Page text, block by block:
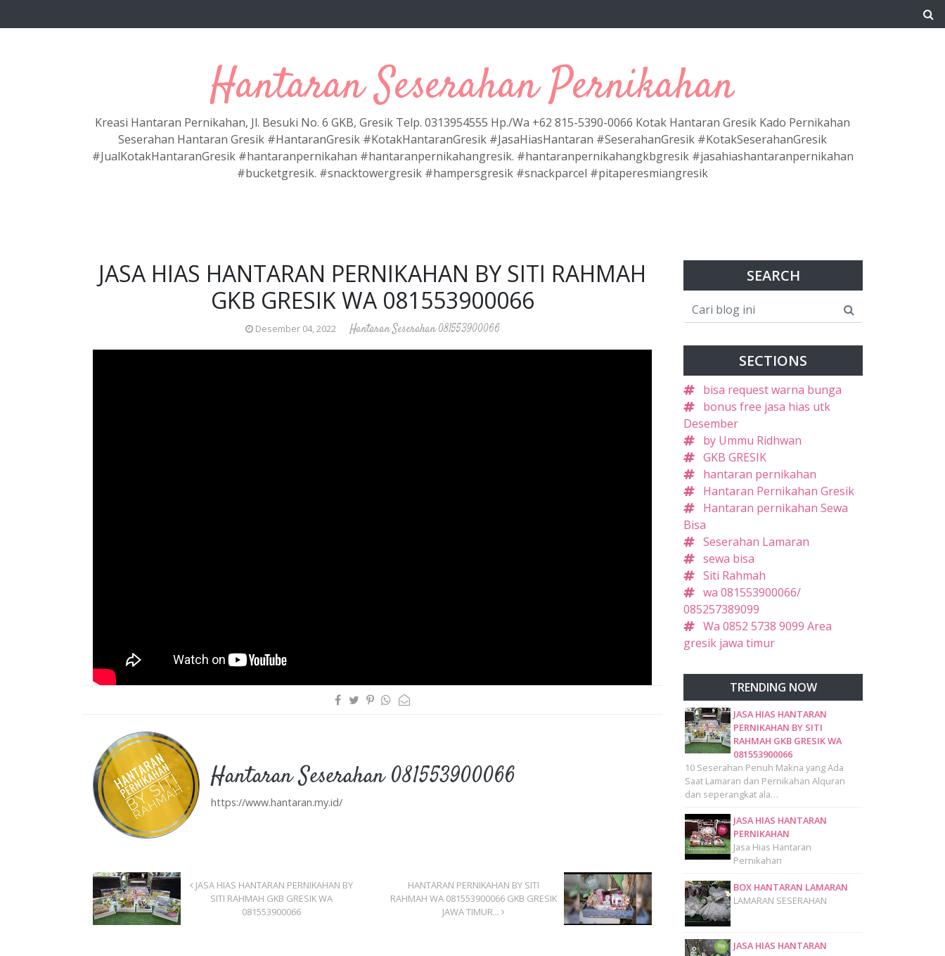
Hantaran Seserahan Pernikahan
Kreasi Hantaran Pernikahan, Jl. Besuki No. 6 GKB, Gresik Telp. 0313954555 Hp./Wa +62 815-5390-0066 Kotak Hantaran Gresik Kado Pernikahan
Seserahan Hantaran Gresik #HantaranGresik #KotakHantaranGresik #JasaHiasHantaran #SeserahanGresik #KotakSeserahanGresik
#JualKotakHantaranGresik #hantaranpernikahan #hantaranpernikahangresik. #hantaranpernikahangkbgresik #jasahiashantaranpernikahan
#bucketgresik. #snacktowergresik #hampersgresik #snackparcel #pitaperesmiangresik
JASA HIAS HANTARAN PERNIKAHAN BY SITI RAHMAH
GKB GRESIK WA 081553900066
Desember 04, 2022 Hantaran Seserahan 081553900066
Hantaran Seserahan 081553900066
https://www.hantaran.my.id/
JASA HIAS HANTARAN PERNIKAHAN BY
SITI RAHMAH GKB GRESIK WA
081553900066
HANTARAN PERNIKAHAN BY SITI
RAHMAH WA 081553900066 GKB GRESIK
JAWA TIMUR...
SEARCH
SECTIONS
bisa request warna bunga
bonus free jasa hias utk
Desember
by Ummu Ridhwan
GKB GRESIK
hantaran pernikahan
Hantaran Pernikahan Gresik
Hantaran pernikahan Sewa
Bisa
Seserahan Lamaran
sewa bisa
Siti Rahmah
wa 081553900066/
085257389099
Wa 0852 5738 9099 Area
gresik jawa timur
TRENDING NOW
JASA HIAS HANTARAN
PERNIKAHAN BY SITI
RAHMAH GKB GRESIK WA
081553900066
10 Seserahan Penuh Makna yang Ada
Saat Lamaran dan Pernikahan Alquran
dan seperangkat ala…
JASA HIAS HANTARAN
PERNIKAHAN
Jasa Hias Hantaran
Pernikahan
BOX HANTARAN LAMARAN
LAMARAN SESERAHAN
JASA HIAS HANTARAN